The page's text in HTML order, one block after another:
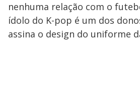
nenhuma relação com o
ídolo do K-pop é um dos
assina o design do uniforme